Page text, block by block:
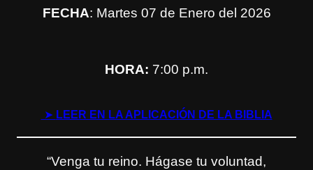
FECHA: Martes 07 de Enero del 2026
HORA: 7:00 p.m.
➤ LEER EN LA APLICACIÓN DE LA BIBLIA
“Venga tu reino. Hágase tu voluntad,